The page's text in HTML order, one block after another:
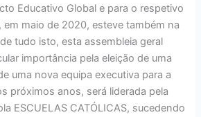
Educativo Global e para o respetivo
em maio de 2020, esteve também na
tudo isto, esta assembleia geral
importância pela eleição de uma
uma nova equipa executiva para a
próximos anos, será liderada pela
ESCUELAS CATÓLICAS, sucedendo